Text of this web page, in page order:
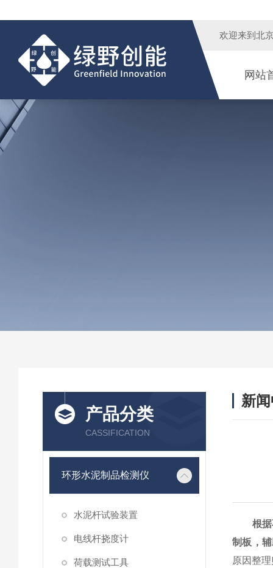
欢迎来到 北
网站
产品分类
CASSIFICATION
环形水泥制品检测仪
水泥杆试验装置
电线杆挠度计
荷载测试工具
新
根
制板，
原因整